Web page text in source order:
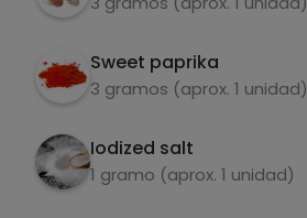
Sweet paprika
3 gramos (aprox. 1 unidad)
Iodized salt
1 gramo (aprox. 1 unidad)